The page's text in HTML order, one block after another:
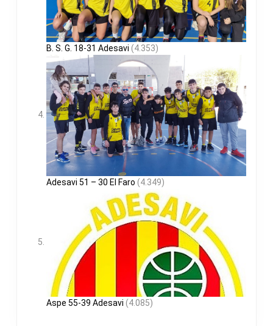
B. S. G. 18-31 Adesavi (4.353)
Adesavi 51 – 30 El Faro (4.349)
Aspe 55-39 Adesavi (4.085)